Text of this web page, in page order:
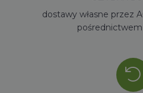
dostawy własne przez
pośrednictwem